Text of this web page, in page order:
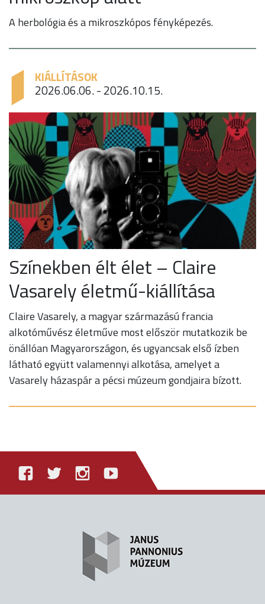
A herbológia és a mikroszkópos fényképezés.
KIÁLLÍTÁSOK
2026.06.06. - 2026.10.15.
Színekben élt élet – Claire
Vasarely életmű-kiállítása
Claire Vasarely, a magyar származású francia
alkotóművész életműve most először mutatkozik be
önállóan Magyarországon, és ugyancsak első ízben
látható együtt valamennyi alkotása, amelyet a
Vasarely házaspár a pécsi múzeum gondjaira bízott.